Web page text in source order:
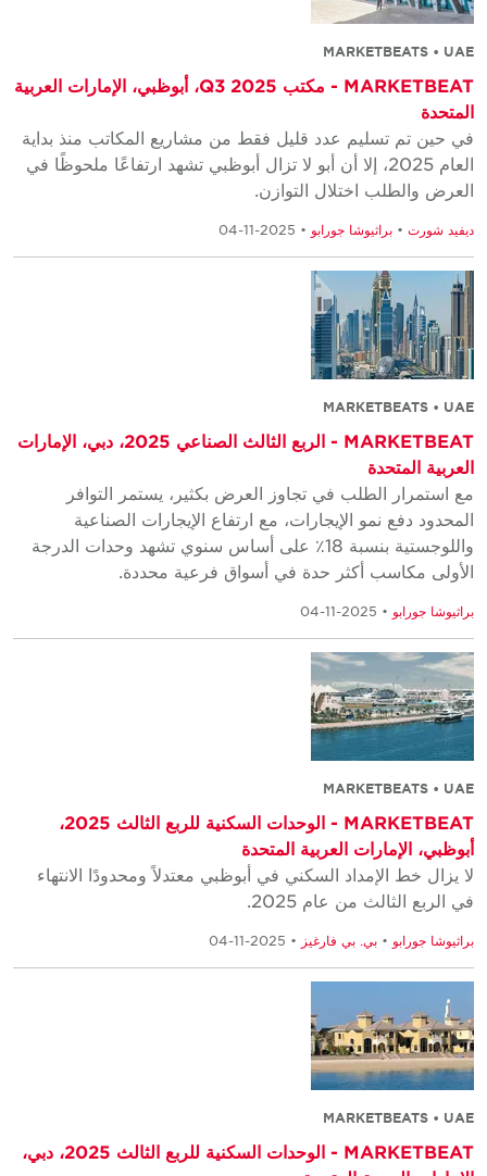
MARKETBEATS • UAE
MARKETBEAT - مكتب Q3 2025، أبوظبي، الإمارات العربية
المتحدة
في حين تم تسليم عدد قليل فقط من مشاريع المكاتب منذ بداية
العام 2025، إلا أن أبو لا تزال أبوظبي تشهد ارتفاعًا ملحوظًا في
العرض والطلب اختلال التوازن.
ديفيد شورت• براثيوشا جورابو• 2025-11-04
MARKETBEATS • UAE
MARKETBEAT - الربع الثالث الصناعي 2025، دبي، الإمارات
العربية المتحدة
مع استمرار الطلب في تجاوز العرض بكثير، يستمر التوافر
المحدود دفع نمو الإيجارات، مع ارتفاع الإيجارات الصناعية
واللوجستية بنسبة 18٪ على أساس سنوي تشهد وحدات الدرجة
الأولى مكاسب أكثر حدة في أسواق فرعية محددة.
براثيوشا جورابو• 2025-11-04
MARKETBEATS • UAE
MARKETBEAT - الوحدات السكنية للربع الثالث 2025،
أبوظبي، الإمارات العربية المتحدة
لا يزال خط الإمداد السكني في أبوظبي معتدلاً ومحدودًا الانتهاء
في الربع الثالث من عام 2025.
براثيوشا جورابو• بي. بي فارغيز• 2025-11-04
MARKETBEATS • UAE
MARKETBEAT - الوحدات السكنية للربع الثالث 2025، دبي،